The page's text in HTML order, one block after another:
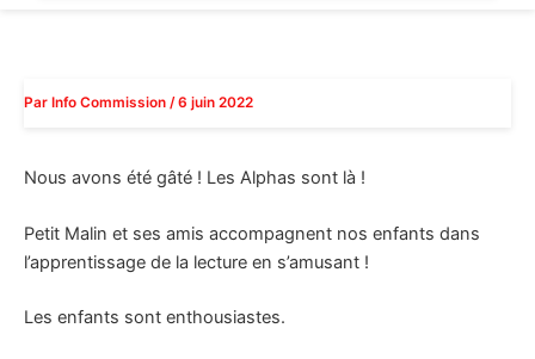
Par Info Commission /6 juin 2022
Nous avons été gâté ! Les Alphas sont là !
Petit Malin et ses amis accompagnent nos enfants dans
l’apprentissage de la lecture en s’amusant !
Les enfants sont enthousiastes.